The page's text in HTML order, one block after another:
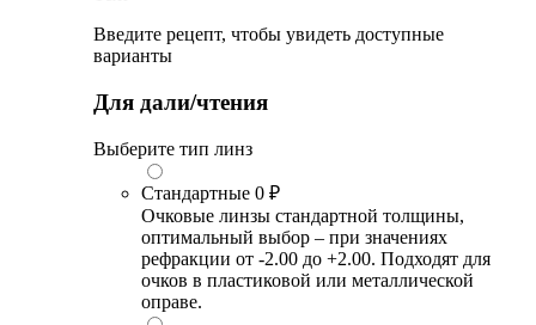
Введите рецепт, чтобы увидеть доступные
варианты
Для дали/чтения
Выберите тип линз
Стандартные 0 ₽
Очковые линзы стандартной толщины,
оптимальный выбор – при значениях
рефракции от -2.00 до +2.00. Подходят для
очков в пластиковой или металлической
оправе.